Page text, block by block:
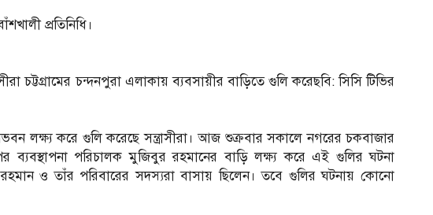
প্রতিনিধি।
চট্টগ্রামের চন্দনপুরা এলাকায় ব্যবসায়ীর বাড়িতে গুলি করেছবি: সিসি টিভির
লক্ষ্য করে গুলি করেছে সন্ত্রাসীরা। আজ শুক্রবার সকালে নগরের চকবাজার
ব্যবস্থাপনা পরিচালক মুজিবুর রহমানের বাড়ি লক্ষ্য করে এই গুলির ঘটনা
ও তাঁর পরিবারের সদস্যরা বাসায় ছিলেন। তবে গুলির ঘটনায় কোনো